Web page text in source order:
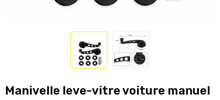
Manivelle leve-vitre voiture manuel